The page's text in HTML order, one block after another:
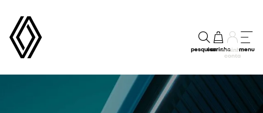
pesquisarcarrinhoa minha
conta
menu